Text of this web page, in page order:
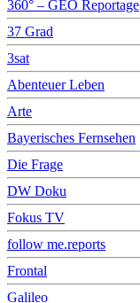
360° – GEO Reportage
37 Grad
3sat
Abenteuer Leben
Arte
Bayerisches Fernsehen
Die Frage
DW Doku
Fokus TV
follow me.reports
Frontal
Galileo